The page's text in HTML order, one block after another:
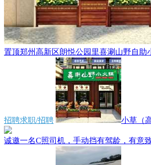
置顶郑州高新区朗悦公园里喜涮山野自助
招聘求职/招聘 小草（
诚邀一名C照司机，手动挡有驾龄，有意致